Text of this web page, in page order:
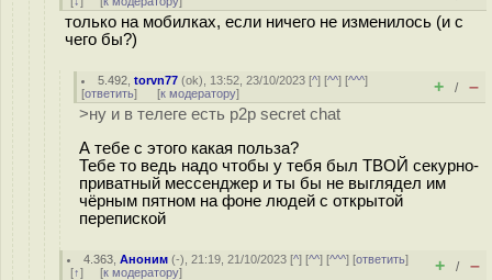
только на мобилках, если ничего не изменилось (и с
чего бы?)
5.492 ,torvn77 (ok), 13:52, 23/10/2023 [^] [^^] [^^^]
[ответить] [к модератору] + / –
>ну и в телеге есть p2p secret chat
А тебе с этого какая польза?
Тебе то ведь надо чтобы у тебя был ТВОЙ секурно-
приватный мессенджер и ты бы не выглядел им
чёрным пятном на фоне людей с открытой
перепиской
4.363 ,Аноним (-), 21:19, 21/10/2023 [^] [^^] [^^^] [ответить]
[↑] [к модератору] + / –